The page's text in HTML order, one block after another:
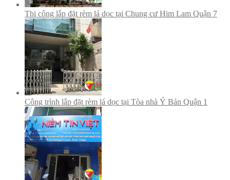
Thi công lắp đặt rèm lá dọc tại Chung cư Him Lam Quận 7
Công trình lắp đặt rèm lá dọc tại Tòa nhà Ý Bản Quận 1